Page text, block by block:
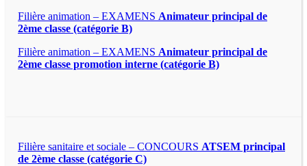
Filière animation – EXAMENS Animateur principal de
2ème classe (catégorie B)
Filière animation – EXAMENS Animateur principal de
2ème classe promotion interne (catégorie B)
Filière sanitaire et sociale – CONCOURS ATSEM principal
de 2ème classe (catégorie C)